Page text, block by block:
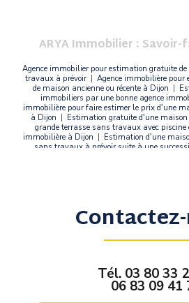
ARYA Immobilier :
Agence immobilier pour estimation gratuite
travaux à prévoir| Agence immobilière
de maison ancienne ou récente à Dijon
immobiliers par une bonne agence
immobilière pour faire estimer le prix d'une
à Dijon
Estimation gratuite d'une maison
grande terrasse sans travaux avec piscine
immobilière à Dijon
Estimation d'une
sans travaux à prévoir suite à une
Tél. 03 80 33
06 83 09 41